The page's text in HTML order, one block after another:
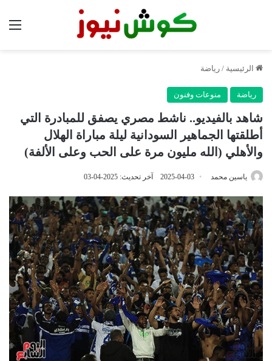
الرئيسية / رياضة
رياضة منوعات وفنون
شاهد بالفيديو.. ناشط مصري يصفق للمبادرة التي
أطلقتها الجماهير السودانية ليلة مباراة الهلال
والأهلي (الله مليون مرة على الحب وعلى الألفة)
ياسين محمد 2025-04-03 آخر تحديث: 2025-04-03